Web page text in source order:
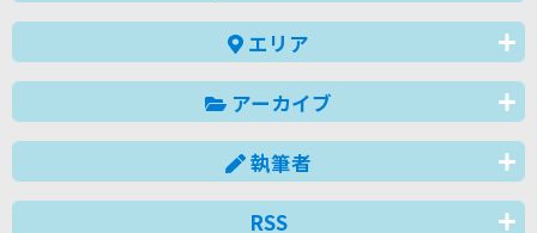
エリア
アーカイブ
執筆者
RSS